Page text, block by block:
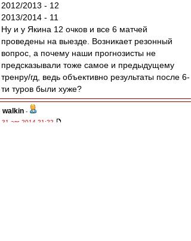
2012/2013 - 12
2013/2014 - 11
Ну и у Якина 12 очков и все 6 матчей
проведены на выезде. Возникает резонный
вопрос, а почему наши прогнозисты не
предсказывали тоже самое и предыдущему
тренру/гд, ведь объективно результаты после 6-
ти туров были хуже?
walkin -
31 авг 2014 21:22